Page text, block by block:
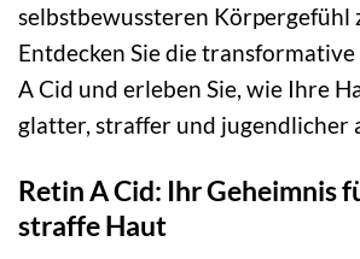
selbstbewussteren Körpergefühl
Entdecken Sie die
A Cid und erleben Sie, wie Ihre
glatter, straffer und jugendlicher
Retin A Cid: Ihr Geheimnis
straffe Haut